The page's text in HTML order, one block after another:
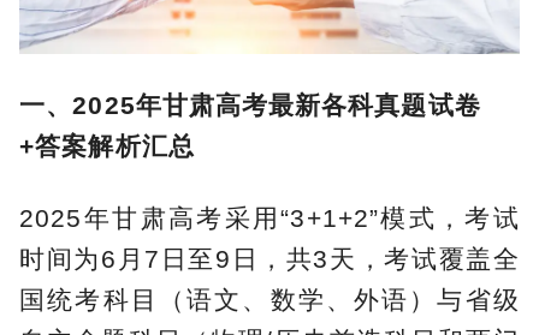
一、2025年甘肃高考最新各科真题试卷
+答案解析汇总
2025年甘肃高考采用“3+1+2”模式，考试
时间为6月7日至9日，共3天，考试覆盖全
国统考科目（语文、数学、外语）与省级